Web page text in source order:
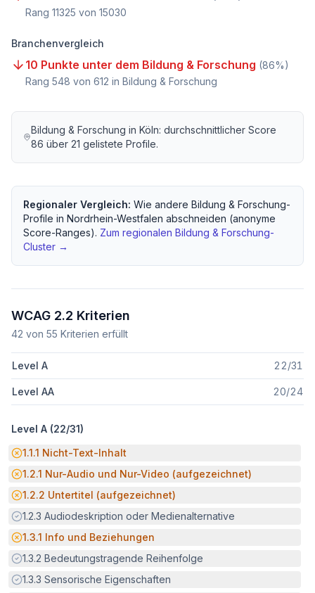
Rang 11325 von 15030
Branchenvergleich
10 Punkte unter dem Bildung & Forschung (86%)
Rang 548 von 612 in Bildung & Forschung
Bildung & Forschung inKöln: durchschnittlicher Score
86 über21 gelistete Profile.
Regionaler Vergleich: Wie andere Bildung & Forschung-
Profile in Nordrhein-Westfalen abschneiden (anonyme
Score-Ranges). Zum regionalen Bildung & Forschung-
Cluster →
WCAG 2.2 Kriterien
42 von 55 Kriterien erfüllt
Level A 22/31
Level AA 20/24
Level A (22/31)
Potenzielle Barriere:
1.1.1 Nicht-Text-Inhalt
Potenzielle Barriere:
1.2.1 Nur-Audio und Nur-Video (aufgezeichnet)
Potenzielle Barriere:
1.2.2 Untertitel (aufgezeichnet)
Erfüllt:
1.2.3 Audiodeskription oder Medienalternative
Potenzielle Barriere:
1.3.1 Info und Beziehungen
Erfüllt:
1.3.2 Bedeutungstragende Reihenfolge
Erfüllt:
1.3.3 Sensorische Eigenschaften